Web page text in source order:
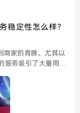
稳定性怎么样？
商家的青睐。尤其以
服务吸引了大量用
自助下单平台进...